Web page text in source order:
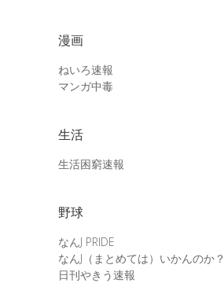
漫画
ねいろ速報
マンガ中毒
生活
生活困窮速報
野球
なんJ PRIDE
なんJ（まとめては）いかんのか？
日刊やきう速報